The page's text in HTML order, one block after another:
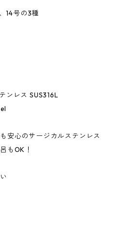
14号の3種
ンレス SUS316L
安心のサージカルステンレス
もOK！